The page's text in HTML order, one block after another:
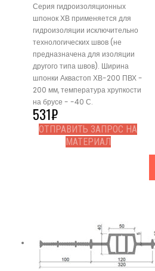
Серия гидроизоляционных
шпонок ХВ применяется для
гидроизоляции исключительно
технологических швов (не
предназначена для изоляции
другого типа швов). Ширина
шпонки Аквастоп ХВ-200 ПВХ -
200 мм, температура хрупкости
на брусе - -40 С.
531₽
ОТПРАВИТЬ ЗАПРОС НА
МАТЕРИАЛ